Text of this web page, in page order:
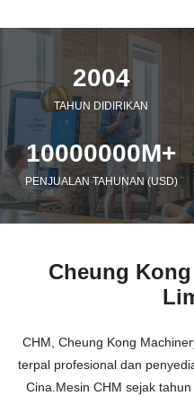
2004
TAHUN DIDIRIKAN
10000000M+
PENJUALAN TAHUNAN (USD)
Cheung
CHM, Cheung Kong
terpal profesional dan
Cina.Mesin CHM sejak